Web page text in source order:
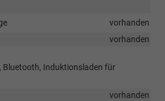
vorhanden
vorhanden
Bluetooth, Induktionsladen für
vorhanden